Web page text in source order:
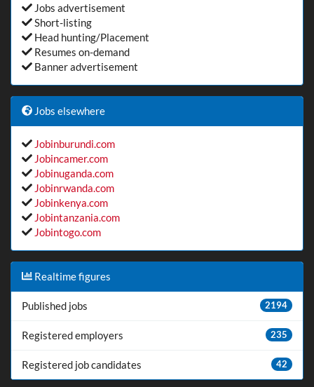
Jobs advertisement
Short-listing
Head hunting/Placement
Resumes on-demand
Banner advertisement
Jobs elsewhere
Jobinburundi.com
Jobincamer.com
Jobinuganda.com
Jobinrwanda.com
Jobinkenya.com
Jobintanzania.com
Jobintogo.com
Realtime figures
Published jobs 2194
Registered employers 235
Registered job candidates 42